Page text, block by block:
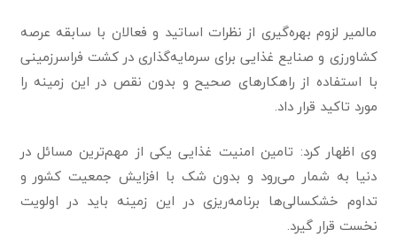
مالمیر لزوم بهره‌گیری از نظرات اساتید و فعالان با سابقه عرصه
کشاورزی و صنایع غذایی برای سرمایه‌گذاری در کشت فراسرزمینی
با استفاده از راهکارهای صحیح و بدون نقص در این زمینه را
مورد تاکید قرار داد.
وی اظهار کرد: تامین امنیت غذایی یکی از مهم‌ترین مسائل در
دنیا به شمار می‌رود و بدون شک با افزایش جمعیت کشور و
تداوم خشکسالی‌‌ها برنامه‌ریزی در این زمينه باید در اولویت
نخست قرار گیرد.